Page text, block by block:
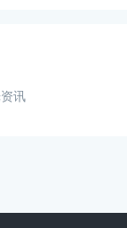
讯